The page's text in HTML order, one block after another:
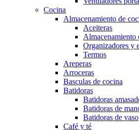
Cocina
Almacenamiento de
Aceiteras
Almacenamiento
Organizadores y
Termos
Areperas
Arroceras
Basculas de cocina
Batidoras
Batidoras
Batidoras de
Batidoras de vaso
Café y té